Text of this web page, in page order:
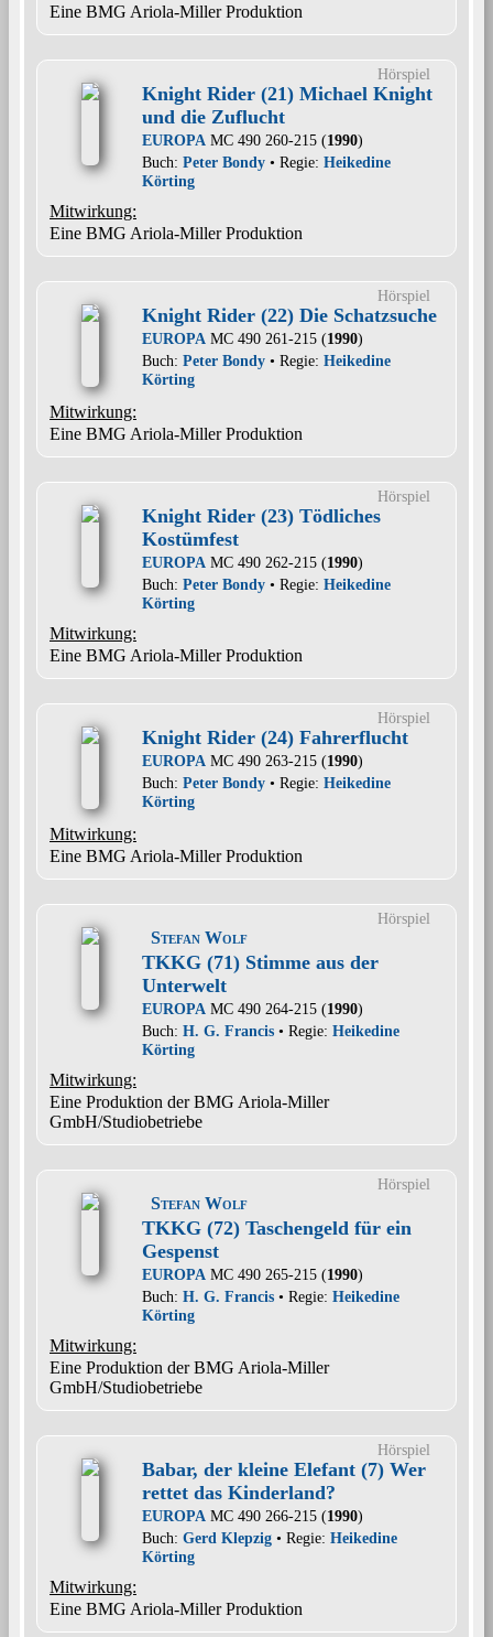
Eine BMG Ariola-Miller Produktion
Hörspiel
Knight Rider (21) Michael Knight
und die Zuflucht
EUROPA MC 490 260-215 (1990)
Buch: Peter Bondy • Regie: Heikedine
Körting
Mitwirkung:
Eine BMG Ariola-Miller Produktion
Hörspiel
Knight Rider (22) Die Schatzsuche
EUROPA MC 490 261-215 (1990)
Buch: Peter Bondy • Regie: Heikedine
Körting
Mitwirkung:
Eine BMG Ariola-Miller Produktion
Hörspiel
Knight Rider (23) Tödliches
Kostümfest
EUROPA MC 490 262-215 (1990)
Buch: Peter Bondy • Regie: Heikedine
Körting
Mitwirkung:
Eine BMG Ariola-Miller Produktion
Hörspiel
Knight Rider (24) Fahrerflucht
EUROPA MC 490 263-215 (1990)
Buch: Peter Bondy • Regie: Heikedine
Körting
Mitwirkung:
Eine BMG Ariola-Miller Produktion
Hörspiel
Stefan Wolf
TKKG (71) Stimme aus der
Unterwelt
EUROPA MC 490 264-215 (1990)
Buch: H. G. Francis • Regie: Heikedine
Körting
Mitwirkung:
Eine Produktion der BMG Ariola-Miller
GmbH/Studiobetriebe
Hörspiel
Stefan Wolf
TKKG (72) Taschengeld für ein
Gespenst
EUROPA MC 490 265-215 (1990)
Buch: H. G. Francis • Regie: Heikedine
Körting
Mitwirkung:
Eine Produktion der BMG Ariola-Miller
GmbH/Studiobetriebe
Hörspiel
Babar, der kleine Elefant (7) Wer
rettet das Kinderland?
EUROPA MC 490 266-215 (1990)
Buch: Gerd Klepzig • Regie: Heikedine
Körting
Mitwirkung:
Eine BMG Ariola-Miller Produktion